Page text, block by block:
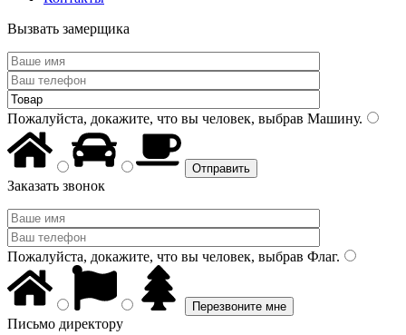
Вызвать замерщика
Пожалуйста, докажите, что вы человек, выбрав Машину.
Заказать звонок
Пожалуйста, докажите, что вы человек, выбрав Флаг.
Письмо директору